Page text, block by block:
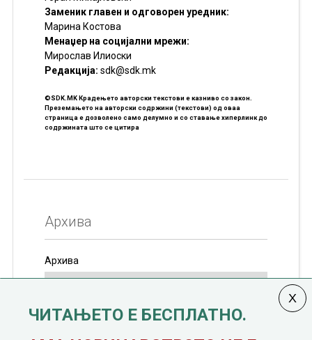
Заменик главен и одговорен уредник:
Марина Костова
Менаџер на социјални мрежи:
Мирослав Илиоски
Редакцијa: sdk@sdk.mk
©SDK.MK Крадењето авторски текстови е казниво со закон.
Преземањето на авторски содржини (текстови) од оваа
страница е дозволено само делумно и со ставање хиперлинк до
содржината што се цитира
Архива
Архива
ЧИТАЊЕТО Е БЕСПЛАТНО.